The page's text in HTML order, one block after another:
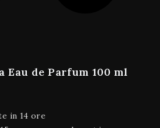
Eau de Parfum 100 ml
in 14 ore